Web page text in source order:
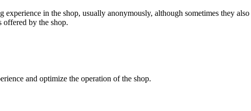
experience in the shop, usually anonymously, although sometimes they
offered by the shop.
and optimize the operation of the shop.